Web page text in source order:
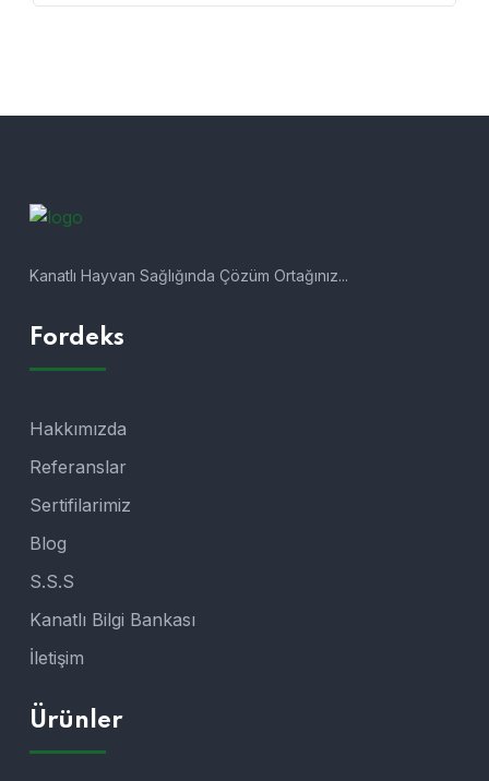
Kanatlı Hayvan Sağlığında Çözüm Ortağınız...
Fordeks
Hakkımızda
Referanslar
Sertifilarimiz
Blog
S.S.S
Kanatlı Bilgi Bankası
İletişim
Ürünler